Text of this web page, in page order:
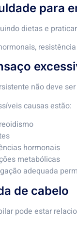
para
dietas e
não deve
causas estão:
hormonais
metabólicas
adequada
de cabelo
pode estar